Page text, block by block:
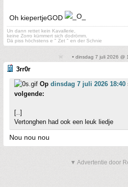
Oh kiepertjeGOD
Un dann rettet kein Kavallerie,
keine Zorro kümmert sich dodrömm.
Dä piss höchstens e " Zet " en der Schnie
• dinsdag 7 juli 2026 @
3rr0r
Op dinsdag 7 juli 2026 18:40
volgende:
[..]
Vertonghen had ook een leuk liedje
Nou nou nou
▼ Advertentie door